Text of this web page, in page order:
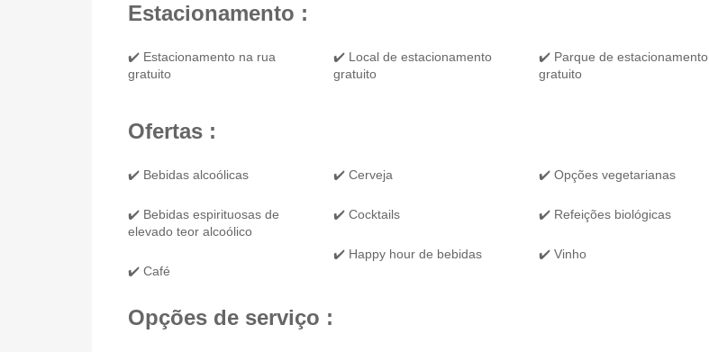
Estacionamento :
✔️ Estacionamento na rua
gratuito
✔️ Local de estacionamento
gratuito
✔️ Parque de estacionamento
gratuito
Ofertas :
✔️ Bebidas alcoólicas
✔️ Bebidas espirituosas de
elevado teor alcoólico
✔️ Café
✔️ Cerveja
✔️ Cocktails
✔️ Happy hour de bebidas
✔️ Opções vegetarianas
✔️ Refeições biológicas
✔️ Vinho
Opções de serviço :